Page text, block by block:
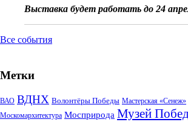
Выставка будет работать до 24
Все события
Метки
ВАО ВДНХ Волонтёры Победы Мастерская «Сенеж»
Москомархитектура Мосприрода Музей